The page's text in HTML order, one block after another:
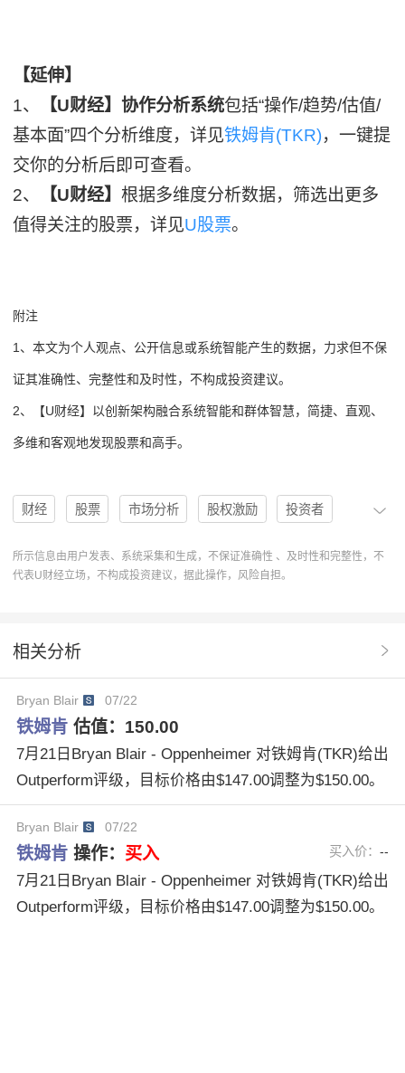
【延伸】
1、
【U财经】协作分析系统包括“操作/趋势/估值/
基本面”四个分析维度，详见铁姆肯(TKR)，一键提
交你的分析后即可查看。
2、
【U财经】根据多维度分析数据，筛选出更多
值得关注的股票，详见U股票。
附注
1、本文为个人观点、公开信息或系统智能产生的数据，力求但不保
证其准确性、完整性和及时性，不构成投资建议。
2、【U财经】以创新架构融合系统智能和群体智慧，简捷、直观、
多维和客观地发现股票和高手。
财经 股票 市场分析 股权激励 投资者
机构 估值 评级 分析 低估 目标价
Buy Underweight
所示信息由用户发表、系统采集和生成，不保证准确性 、及时性和完整性，不
代表U财经立场，不构成投资建议，据此操作，风险自担。
相关分析
Bryan Blair 07/22
铁姆肯 估值： 150.00
7月21日Bryan Blair - Oppenheimer 对铁姆肯(TKR)给出
Outperform评级，目标价格由$147.00调整为$150.00。
Bryan Blair 07/22
铁姆肯 操作： 买入 买入价：--
7月21日Bryan Blair - Oppenheimer 对铁姆肯(TKR)给出
Outperform评级，目标价格由$147.00调整为$150.00。